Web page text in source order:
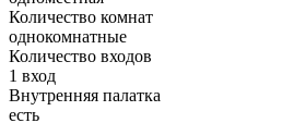
Количество комнат
однокомнатные
Количество входов
1 вход
Внутренняя палатка
есть